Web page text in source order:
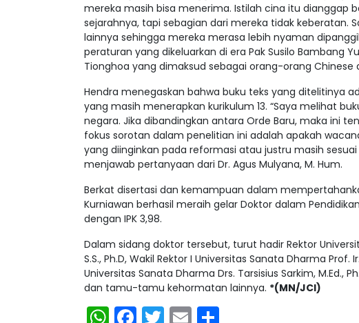
mereka masih bisa menerima. Istilah cina itu dianggap
sejarahnya, tapi sebagian dari mereka tidak keberatan.
lainnya sehingga mereka merasa lebih nyaman
peraturan yang dikeluarkan di era Pak Susilo Bambang
Tionghoa yang dimaksud sebagai orang-orang Chinese
Hendra menegaskan bahwa buku teks yang ditelitinya
yang masih menerapkan kurikulum 13. “Saya melihat
negara. Jika dibandingkan antara Orde Baru, maka ini
fokus sorotan dalam penelitian ini adalah apakah
yang diinginkan pada reformasi atau justru masih
menjawab pertanyaan dari Dr. Agus Mulyana, M. Hum.
Berkat disertasi dan kemampuan dalam
Kurniawan berhasil meraih gelar Doktor dalam
dengan IPK 3,98.
Dalam sidang doktor tersebut, turut hadir Rektor
S.S., Ph.D, Wakil Rektor I Universitas Sanata Dharma Prof.
Universitas Sanata Dharma Drs. Tarsisius Sarkim, M.Ed.,
dan tamu-tamu kehormatan lainnya. *(MN/JCI)